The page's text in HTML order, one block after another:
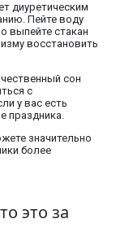
диуретическим
Пейте воду
выпейте стакан
восстановить
сон
с
у вас есть
праздника.
значительно
более
это за